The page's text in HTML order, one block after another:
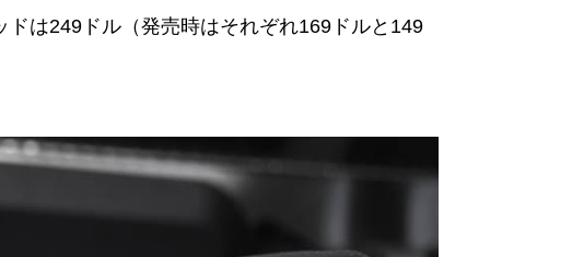
は249ドル（発売時はそれぞれ169ドルと149